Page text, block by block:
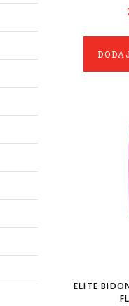
ELITE